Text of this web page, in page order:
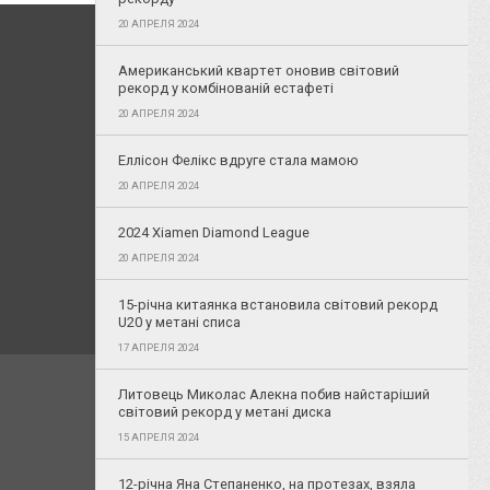
20 АПРЕЛЯ 2024
Американський квартет оновив світовий
рекорд у комбінованій естафеті
20 АПРЕЛЯ 2024
Еллісон Фелікс вдруге стала мамою
20 АПРЕЛЯ 2024
2024 Xiamen Diamond League
20 АПРЕЛЯ 2024
15-річна китаянка встановила світовий рекорд
U20 у метані списа
17 АПРЕЛЯ 2024
Литовець Миколас Алекна побив найстаріший
світовий рекорд у метані диска
15 АПРЕЛЯ 2024
12-річна Яна Степаненко, на протезах, взяла